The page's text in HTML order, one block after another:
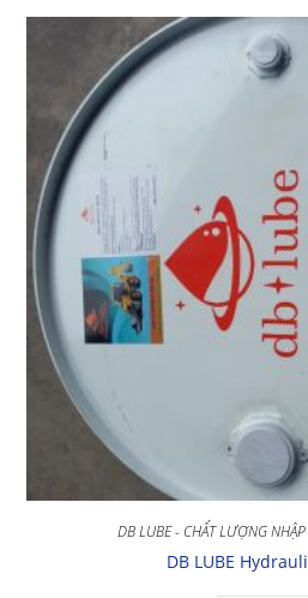
DB LUBE - CHẤT LƯỢNG
DB LUBE